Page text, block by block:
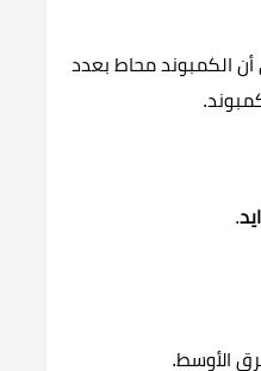
أن الكمبوند محاط بعدد
.
الأوسط.